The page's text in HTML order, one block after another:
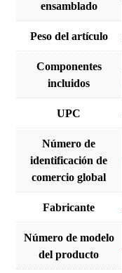
ensamblado
Peso del artículo
Componentes
incluidos
UPC
Número de
identificación de
comercio global
Fabricante
Número de modelo
del producto